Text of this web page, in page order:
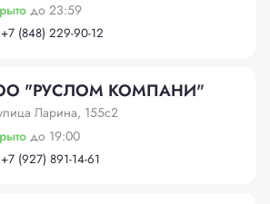
до 23:59
+7 (848) 229-90-12
"РУСЛОМ КОМПАНИ"
Ларина, 155с2
до 19:00
+7 (927) 891-14-61